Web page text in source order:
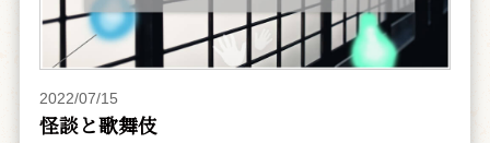
2022/07/15
怪談と歌舞伎